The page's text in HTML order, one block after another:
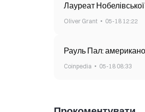
Лауреат
Oliver Grant 05-18 12:22
Рауль Пал:
Coinpedia 05-18 08:33